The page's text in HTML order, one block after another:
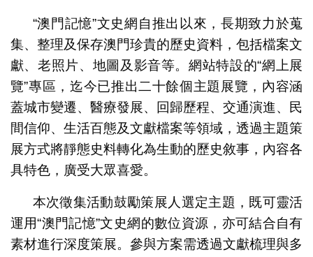
“澳門記憶”文史網自推出以來，長期致力於蒐
集、整理及保存澳門珍貴的歷史資料，包括檔案文
獻、老照片、地圖及影音等。網站特設的“網上展
覽”專區，迄今已推出二十餘個主題展覽，內容涵
蓋城市變遷、醫療發展、回歸歷程、交通演進、民
間信仰、生活百態及文獻檔案等領域，透過主題策
展方式將靜態史料轉化為生動的歷史敘事，內容各
具特色，廣受大眾喜愛。
本次徵集活動鼓勵策展人選定主題，既可靈活
運用“澳門記憶”文史網的數位資源，亦可結合自有
素材進行深度策展。參與方案需透過文獻梳理與多